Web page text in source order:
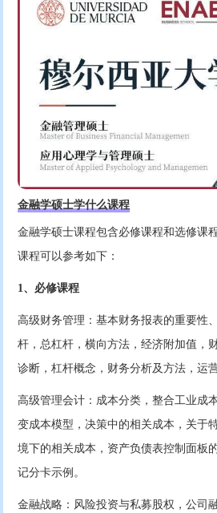
金融学硕士学什么课程
金融学硕士课程包含必修课程和选修课
课程可以参考如下：
1、必修课程
高级财务管理：基本财务报表的重要性
杆，总杠杆，横向方法，经济附加值，
诊断，杠杆概念，财务分析及方法，运
高级管理会计：成本分类，整合工业成
变成本模型，决策中的相关成本，关于
境下的相关成本，资产负债表控制面板
记分卡示例。
金融战略：风险投资与私募股权，公司